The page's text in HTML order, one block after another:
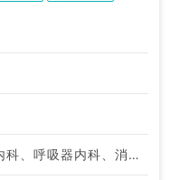
一般内科、循環器内科、呼吸器内科、消化器内科、内分泌・代謝内科